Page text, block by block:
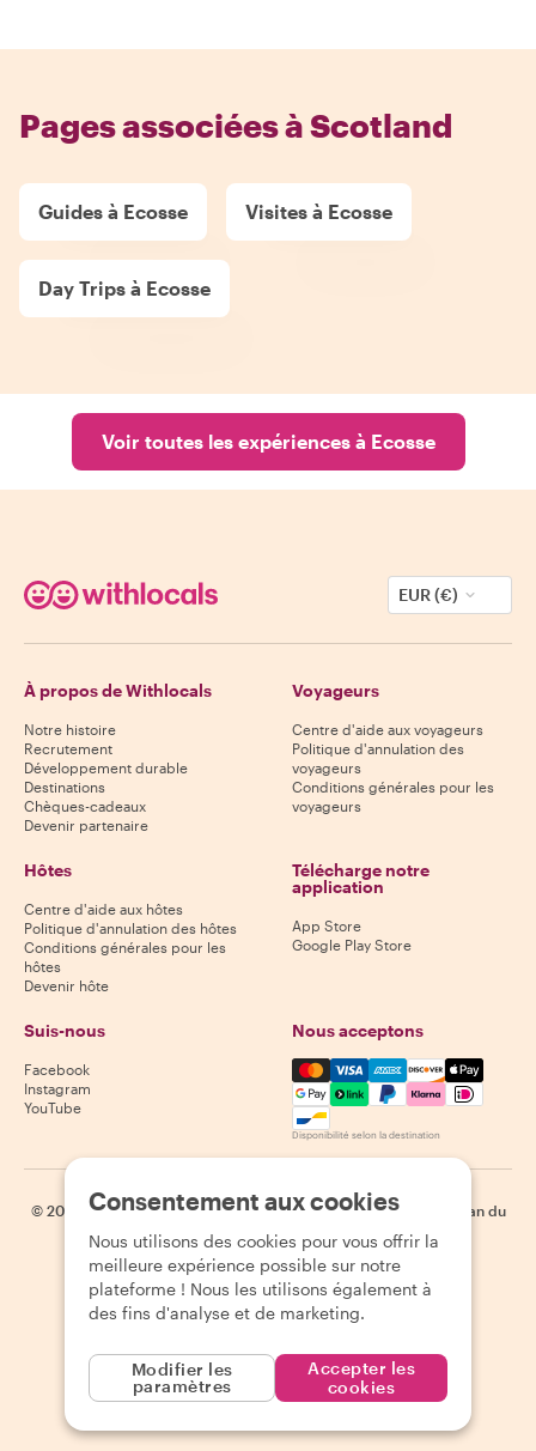
Pages associées à Scotland
Guides à Ecosse Visites à Ecosse
Day Trips à Ecosse
Voir toutes les expériences à Ecosse
EUR (€)
À propos de Withlocals
Notre histoire
Recrutement
Développement durable
Destinations
Chèques-cadeaux
Devenir partenaire
Voyageurs
Centre d'aide aux voyageurs
Politique d'annulation des
voyageurs
Conditions générales pour les
voyageurs
Hôtes
Centre d'aide aux hôtes
Politique d'annulation des hôtes
Conditions générales pour les
hôtes
Devenir hôte
Télécharge notre
application
App Store
Google Play Store
Suis-nous
Facebook
Instagram
YouTube
Nous acceptons
Mastercard, Visa, Amex,
Disponibilité selon la destination
© 2026 Withlocals.com | Politique de confidentialité | Cookies
Plan du
site
Consentement aux cookies
Nous utilisons des cookies pour vous offrir la
meilleure expérience possible sur notre
plateforme ! Nous les utilisons également à
des fins d'analyse et de marketing.
Modifier les
paramètres
Accepter les
cookies